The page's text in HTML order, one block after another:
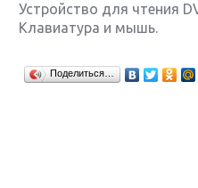
Устройство для чтения
Клавиатура и мышь.
Поделиться…
Крупнейшие релизы мая:
Sony